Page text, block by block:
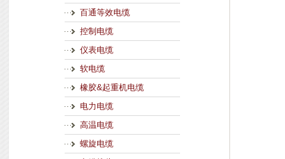
百通等效电缆
控制电缆
仪表电缆
软电缆
橡胶&起重机电缆
电力电缆
高温电缆
螺旋电缆